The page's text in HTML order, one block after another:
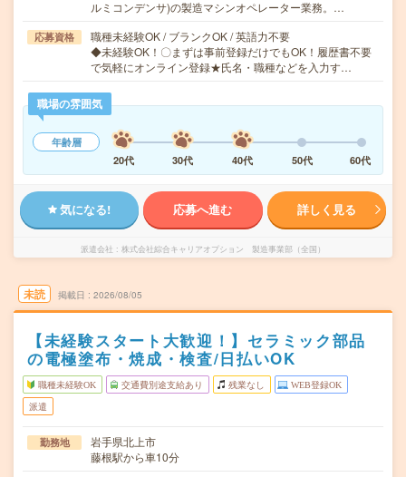
ルミコンデンサ)の製造マシンオペレーター業務。…
応募資格
職種未経験OK / ブランクOK / 英語力不要
◆未経験OK！〇まずは事前登録だけでもOK！履歴書不要
で気軽にオンライン登録★氏名・職種などを入力す…
職場の雰囲気
年齢層
20代
30代 40代 50代 60代
気になる! 応募へ進む 詳しく見る
派遣会社 株式会社綜合キャリアオプション 製造事業部（全国）
未読 掲載日 2026/08/05
【未経験スタート大歓迎！】セラミック部品
の電極塗布・焼成・検査/日払いOK
職種未経験OK 交通費別途支給あり 残業なし WEB登録OK
派遣
勤務地
岩手県北上市
藤根駅から車10分